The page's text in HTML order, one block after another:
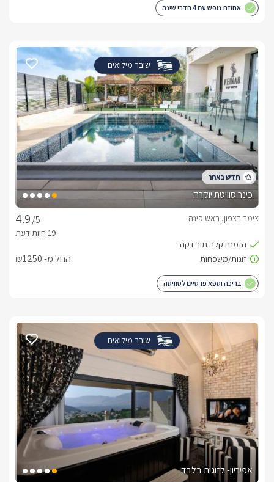
אחוזת נופש עם 4 חדרי שינה
שובר מילואים
כינר סוויטת יוקרה
/5
צימר בצפון, ראש פינה
החל מ- ₪1250
בריכה וספא פרטיים לסוויטה
שובר מילואים
אפיריון- לזוגות בלבד